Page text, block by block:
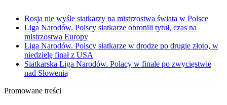
Rosja nie wyśle siatkarzy na mistrzostwa świata w Polsce
Liga Narodów. Polscy siatkarze obronili tytuł, czas na
mistrzostwa Europy
Liga Narodów. Polscy siatkarze w drodze po drugie złoto, w
niedzielę finał z USA
Siatkarska Liga Narodów. Polacy w finale po zwycięstwie
nad Słowenią
Promowane treści